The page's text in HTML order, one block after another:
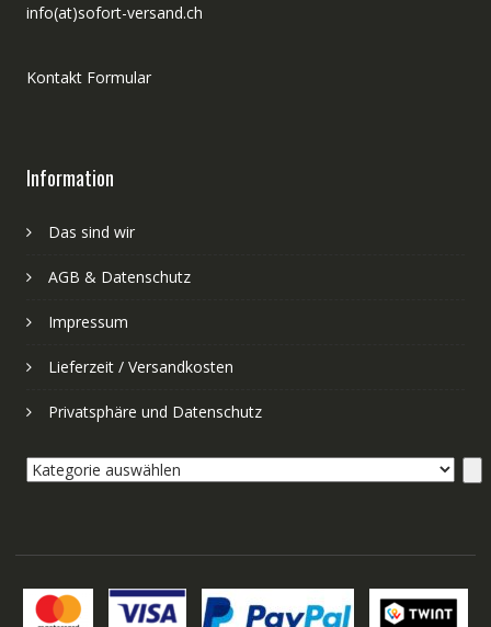
info(at)sofort-versand.ch
Kontakt Formular
Information
Das sind wir
AGB & Datenschutz
Impressum
Lieferzeit / Versandkosten
Privatsphäre und Datenschutz
Kategorie